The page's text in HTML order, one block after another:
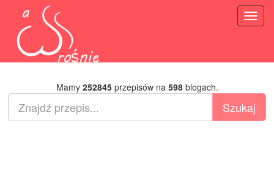
Mamy 252845przepisów na 598blogach.